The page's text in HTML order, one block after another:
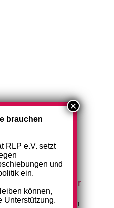
diakonie.de
Montabaur
Montabaur erhalten
brauchen
RLP e.V. setzt
und
ein.
können,
Unterstützung.